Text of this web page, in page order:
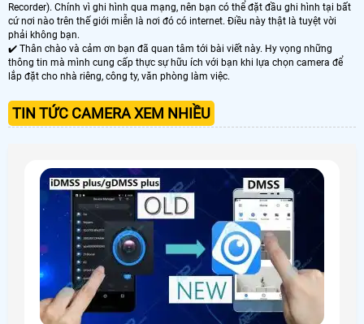
Recorder). Chính vì ghi hình qua mạng, nên bạn có thể đặt đầu ghi hình tại bất
cứ nơi nào trên thế giới miễn là nơi đó có internet. Điều này thật là tuyệt vời
phải không bạn.
✔️ Thân chào và cảm ơn bạn đã quan tâm tới bài viết này. Hy vọng những
thông tin mà mình cung cấp thực sự hữu ích với bạn khi lựa chọn camera để
lắp đặt cho nhà riêng, công ty, văn phòng làm việc.
TIN TỨC CAMERA XEM NHIỀU